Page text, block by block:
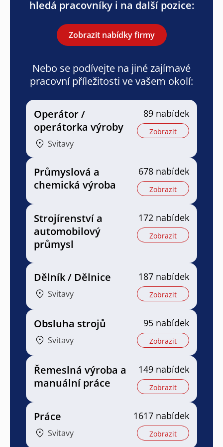
hledá pracovníky i na další pozice:
Zobrazit nabídky firmy
Nebo se podívejte na jiné zajímavé
pracovní příležitosti ve vašem okolí:
Operátor /
operátorka výroby
Svitavy
89 nabídek
Zobrazit
Průmyslová a
chemická výroba
678 nabídek
Zobrazit
Strojírenství a
automobilový
průmysl
172 nabídek
Zobrazit
Dělník / Dělnice
Svitavy
187 nabídek
Zobrazit
Obsluha strojů
Svitavy
95 nabídek
Zobrazit
Řemeslná výroba a
manuální práce
149 nabídek
Zobrazit
Práce
Svitavy
1617 nabídek
Zobrazit